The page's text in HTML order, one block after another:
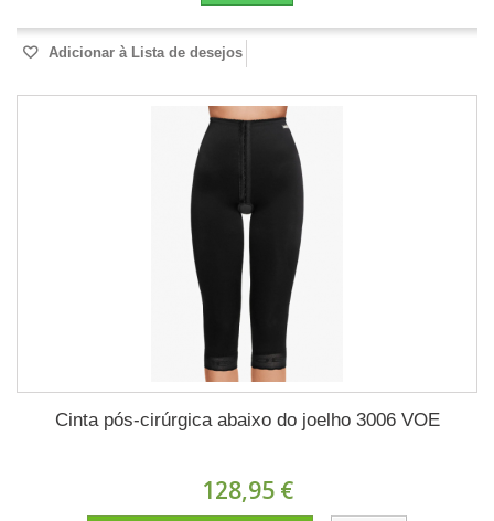
Adicionar à Lista de desejos
Cinta pós-cirúrgica abaixo do joelho 3006 VOE
128,95 €